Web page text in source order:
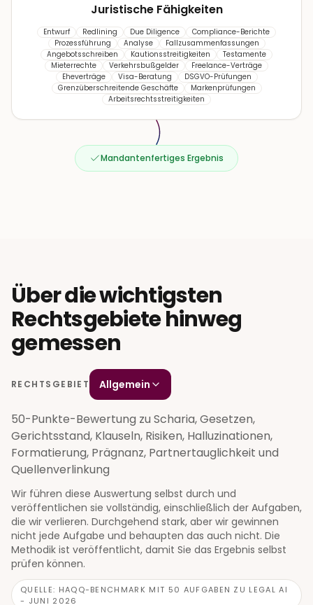
Juristische Fähigkeiten
Entwurf Redlining Due Diligence
Compliance-Berichte
Prozessführung
Analyse
Fallzusammenfassungen
Angebotsschreiben
Kautionsstreitigkeiten
Testamente
Mieterrechte
Verkehrsbußgelder
Freelance-Verträge
Eheverträge
Visa-Beratung
DSGVO-Prüfungen
Grenzüberschreitende Geschäfte
Markenprüfungen
Arbeitsrechtsstreitigkeiten
Mandantenfertiges Ergebnis
Über die wichtigsten
Rechtsgebiete hinweg
gemessen
RECHTSGEBIET Allgemein
50-Punkte-Bewertung zu Scharia, Gesetzen,
Gerichtsstand, Klauseln, Risiken, Halluzinationen,
Formatierung, Prägnanz, Partnertauglichkeit und
Quellenverlinkung
Wir führen diese Auswertung selbst durch und
veröffentlichen sie vollständig, einschließlich der Aufgaben,
die wir verlieren. Durchgehend stark, aber wir gewinnen
nicht jede Aufgabe und behaupten das auch nicht. Die
Methodik ist veröffentlicht, damit Sie das Ergebnis selbst
prüfen können.
QUELLE: HAQQ-BENCHMARK MIT 50 AUFGABEN ZU LEGAL AI
- JUNI 2026